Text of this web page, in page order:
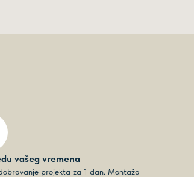
vašeg vremena
projekta za 1 dan. Montaža